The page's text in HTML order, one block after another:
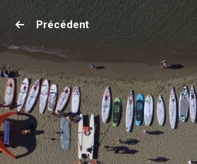
Précédent